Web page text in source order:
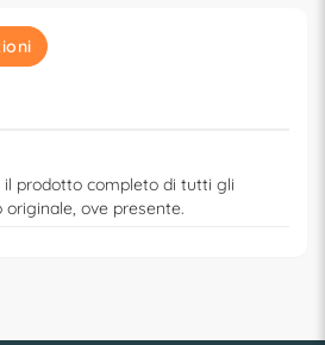
il prodotto completo di tutti gli
ove presente.